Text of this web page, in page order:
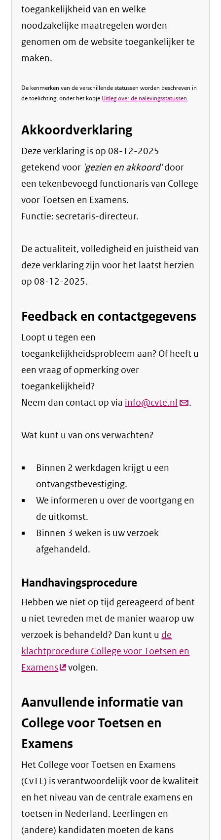
toegankelijkheid van en welke
noodzakelijke maatregelen worden
genomen om de website toegankelijker te
maken.
De kenmerken van de verschillende statussen worden beschreven in
de toelichting, onder het kopje Uitleg over de nalevingsstatussen.
Akkoordverklaring
Deze verklaring is op 08-12-2025
getekend voor 'gezien en akkoord'door
een tekenbevoegd functionaris van College
voor Toetsen en Examens.
Functie:secretaris-directeur.
De actualiteit, volledigheid en juistheid van
deze verklaring zijn voor het laatst herzien
op 08-12-2025.
Feedback en contactgegevens
Loopt u tegen een
toegankelijkheidsprobleem aan? Of heeft u
een vraag of opmerking over
toegankelijkheid?
Neem dan contact op via info@cvte.nl (link.
Wat kunt u van ons verwachten?
Binnen 2 werkdagen krijgt u een
ontvangstbevestiging.
We informeren u over de voortgang en
de uitkomst.
Binnen 3 weken is uw verzoek
afgehandeld.
Handhavingsprocedure
Hebben we niet op tijd gereageerd of bent
u niet tevreden met de manier waarop uw
verzoek is behandeld? Dan kunt u de
klachtprocedure College voor Toetsen en
Examens(externe
volgen.
Aanvullende informatie van
College voor Toetsen en
Examens
Het College voor Toetsen en Examens
(CvTE) is verantwoordelijk voor de kwaliteit
en het niveau van de centrale examens en
toetsen in Nederland. Leerlingen en
(andere) kandidaten moeten de kans